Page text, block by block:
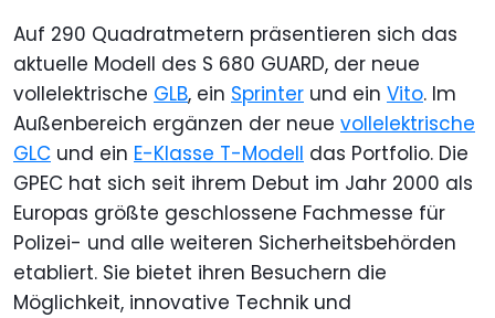
Auf 290 Quadratmetern präsentieren sich das
aktuelle Modell des S 680 GUARD, der neue
vollelektrische GLB, ein Sprinter und ein Vito. Im
Außenbereich ergänzen der neue vollelektrische
GLC und ein E-Klasse T-Modell das Portfolio. Die
GPEC hat sich seit ihrem Debut im Jahr 2000 als
Europas größte geschlossene Fachmesse für
Polizei- und alle weiteren Sicherheitsbehörden
etabliert. Sie bietet ihren Besuchern die
Möglichkeit, innovative Technik und